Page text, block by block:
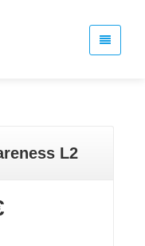
L2